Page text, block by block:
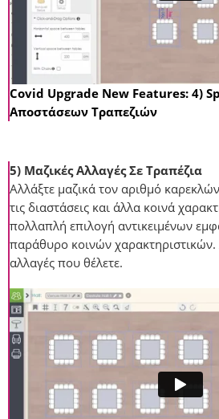
Covid Upgrade New Features: 4)
Αποστάσεων Τραπεζιών
5) Μαζικές Αλλαγές Σε Τραπέζια
Αλλάξτε μαζικά τον αριθμό
τις διαστάσεις και άλλα κοινά
πολλαπλή επιλογή αντικειμένων
παράθυρο κοινών χαρακτηριστικών.
αλλαγές που θέλετε.